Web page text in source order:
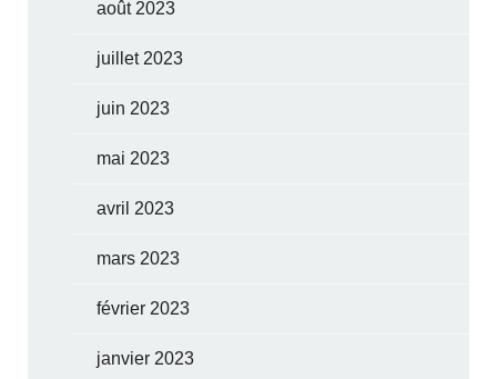
août 2023
juillet 2023
juin 2023
mai 2023
avril 2023
mars 2023
février 2023
janvier 2023